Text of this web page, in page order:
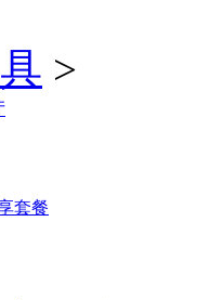
>
套餐